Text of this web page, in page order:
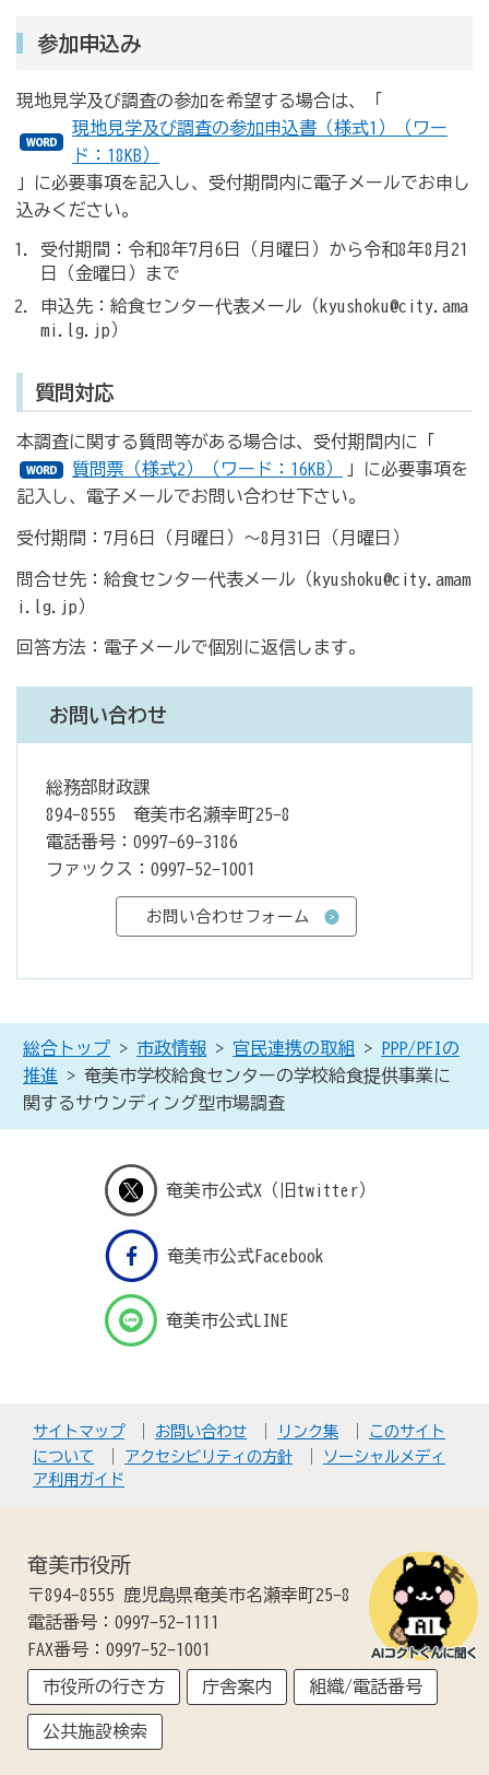
参加申込み
現地見学及び調査の参加を希望する場合は、「
現地見学及び調査の参加申込書（様式1）（ワー
ド：18KB）
」に必要事項を記入し、受付期間内に電子メールでお申し
込みください。
受付期間：令和8年7月6日（月曜日）から令和8年8月21
日（金曜日）まで
申込先：給食センター代表メール（kyushoku@city.ama
mi.lg.jp）
質問対応
本調査に関する質問等がある場合は、受付期間内に「
質問票（様式2）（ワード：16KB）
」に必要事項を
記入し、電子メールでお問い合わせ下さい。
受付期間：7月6日（月曜日）～8月31日（月曜日）
問合せ先：給食センター代表メール（kyushoku@city.amam
i.lg.jp）
回答方法：電子メールで個別に返信します。
お問い合わせ
総務部財政課
894-8555 奄美市名瀬幸町25-8
電話番号：0997-69-3186
ファックス：0997-52-1001
総合トップ > 市政情報 > 官民連携の取組 >
PPP/PFIの
推進 > 奄美市学校給食センターの学校給食提供事業に
関するサウンディング型市場調査
奄美市公式X（旧twitter）
奄美市公式Facebook
奄美市公式LINE
サイトマップ お問い合わせ リンク集
このサイト
について
アクセシビリティの方針
ソーシャルメディ
ア利用ガイド
奄美市役所
〒894-8555 鹿児島県奄美市名瀬幸町25-8
電話番号：0997-52-1111
FAX番号：0997-52-1001
市役所の行き方 庁舎案内 組織/電話番号
公共施設検索